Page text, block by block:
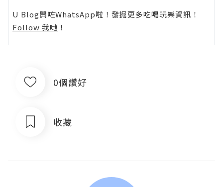
U Blog開咗WhatsApp啦！發掘更多吃喝玩樂資訊！
Follow 我哋 ！
0個讚好
收藏